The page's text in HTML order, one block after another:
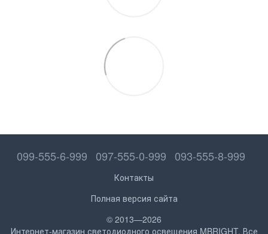
099-555-6-999 097-555-0-999 093-555-8-999
Контакты
Полная версия сайта
© 2013—2026
Интернет-магазин светодиодного освещения MBRIGHT. Все